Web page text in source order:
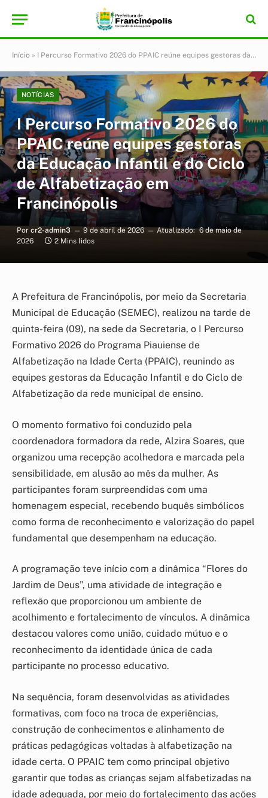
Início » I Percurso Formativo 2026 do PPAIC reúne equipes gestoras da Educação Infantil e do Ciclo de Alfabetização em Francinópolis
NOTÍCIAS
I Percurso Formativo 2026 do
PPAIC reúne equipes gestoras
da Educação Infantil e do Ciclo
de Alfabetização em
Francinópolis
Por cr2-admin3 9 de abril de 2026 Atualizado: 6 de maio de
2026
2 Mins lidos
A Prefeitura de Francinópolis, por meio da Secretaria
Municipal de Educação (SEMEC), realizou na tarde de
quinta-feira (09), na sede da Secretaria, o I Percurso
Formativo 2026 do Programa Piauiense de
Alfabetização na Idade Certa (PPAIC), reunindo as
equipes gestoras da Educação Infantil e do Ciclo de
Alfabetização da rede municipal de ensino.
O momento formativo foi conduzido pela
coordenadora formadora da rede, Alzira Soares, que
organizou uma recepção acolhedora e marcada pela
sensibilidade, em alusão ao mês da mulher. As
participantes foram surpreendidas com uma
homenagem especial, recebendo buquês simbólicos
como forma de reconhecimento e valorização do papel
fundamental que desempenham na educação.
A programação teve início com a dinâmica “Flores do
Jardim de Deus”, uma atividade de integração e
reflexão que proporcionou um ambiente de
acolhimento e fortalecimento de vínculos. A dinâmica
destacou valores como união, cuidado mútuo e o
reconhecimento da identidade única de cada
participante no processo educativo.
Na sequência, foram desenvolvidas as atividades
formativas, com foco na troca de experiências,
construção de conhecimentos e alinhamento de
práticas pedagógicas voltadas à alfabetização na
idade certa. O PPAIC tem como principal objetivo
garantir que todas as crianças sejam alfabetizadas na
idade adequada, por meio do fortalecimento das ações